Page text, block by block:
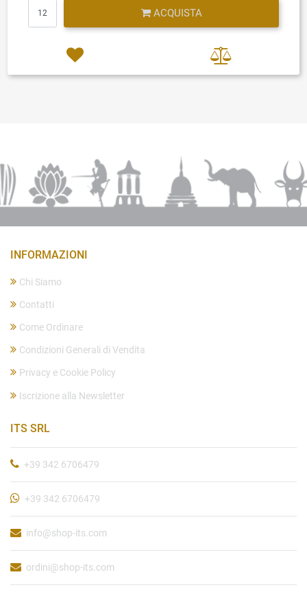
ACQUISTA
INFORMAZIONI
Chi Siamo
Contatti
Come Ordinare
Condizioni Generali di Vendita
Privacy e Cookie Policy
Iscrizione alla Newsletter
ITS SRL
+39 342 6706479
+39 342 6706479
info@shop-its.com
ordini@shop-its.com